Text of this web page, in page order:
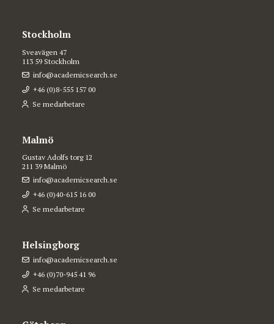
Stockholm
Sveavägen 47
113 59 Stockholm
info@academicsearch.se
+46 (0)8-555 157 00
Se medarbetare
Malmö
Gustav Adolfs torg 12
211 39 Malmö
info@academicsearch.se
+46 (0)40-615 16 00
Se medarbetare
Helsingborg
info@academicsearch.se
+46 (0)70-945 41 96
Se medarbetare